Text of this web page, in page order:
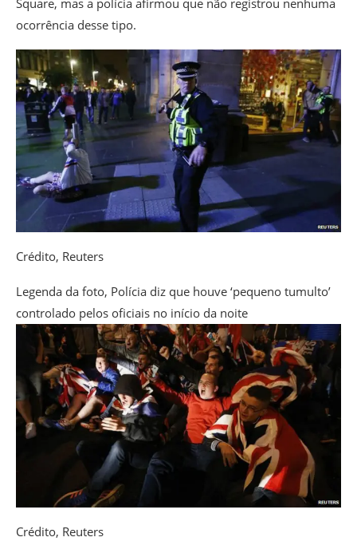
ocorrência desse tipo.
Crédito, Reuters
Legenda da foto, Polícia diz que houve ‘pequeno tumulto’
controlado pelos oficiais no início da noite
Crédito, Reuters